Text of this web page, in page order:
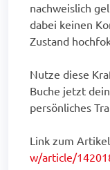
nachweislich
dabei keinen
Zustand
Nutze diese
Buche jetzt
persönliches
Link zum
w/article/